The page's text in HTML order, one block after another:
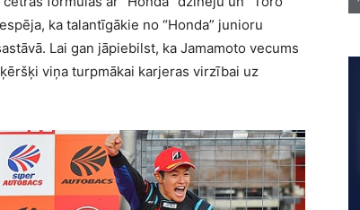
ka talantīgākie no “Honda” junioru
Lai gan jāpiebilst, ka Jamamoto vecums
viņa turpmākai karjeras virzībai uz